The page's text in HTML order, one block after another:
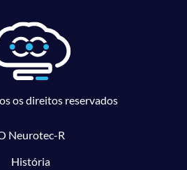
os direitos reservados
Neurotec-R
História